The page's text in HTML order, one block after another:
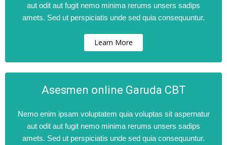
aut odit aut fugit nemo minima rerums unsers sadips
amets. Sed ut perspiciatis unde sed quia consequuntur.
Learn More
Asesmen online Garuda CBT
Nemo enim ipsam voluptatem quia voluptas sit aspernatur
aut odit aut fugit nemo minima rerums unsers sadips
amets. Sed ut perspiciatis unde sed quia consequuntur.